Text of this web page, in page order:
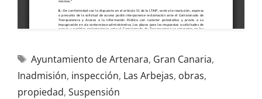
Ayuntamiento de Artenara, Gran Canaria,
Inadmisión, inspección, Las Arbejas, obras,
propiedad, Suspensión